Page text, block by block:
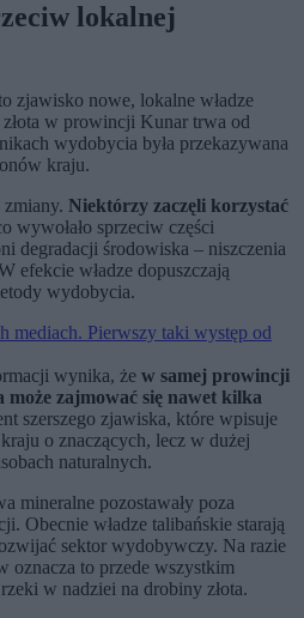
lokalnej
zjawisko nowe, lokalne władze
w prowincji Kunar trwa od
wydobycia była przekazywana
kraju.
zmiany. Niektórzy zaczęli korzystać
wywołało sprzeciw części
degradacji środowiska – niszczenia
efekcie władze dopuszczają
wydobycia.
mediach. Pierwszy taki występ od
wynika, że w samej prowincji
zajmować się nawet kilka
szerszego zjawiska, które wpisuje
o znaczących, lecz w dużej
naturalnych.
mineralne pozostawały poza
Obecnie władze talibańskie starają
sektor wydobywczy. Na razie
oznacza to przede wszystkim
w nadziei na drobiny złota.